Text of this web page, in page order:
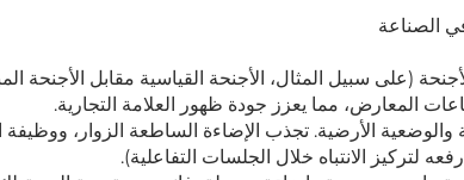
(على سبيل المثال، الأجنحة القياسية مقابل الأجنحة
والوضعية الأرضية. تجذب الإضاءة الساطعة الزوار، ووظيفة
لتركيز الانتباه خلال الجلسات التفاعلية).